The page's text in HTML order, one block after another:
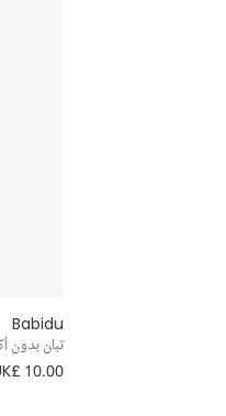
Babidu
تبان بدون
10.00